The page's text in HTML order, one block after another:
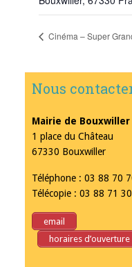
Cinéma – Super
Nous
Mairie de Bouxwiller
1 place du Château
67330 Bouxwiller
Téléphone : 03 88 70
Télécopie : 03 88 71
email
horaires d’ouverture